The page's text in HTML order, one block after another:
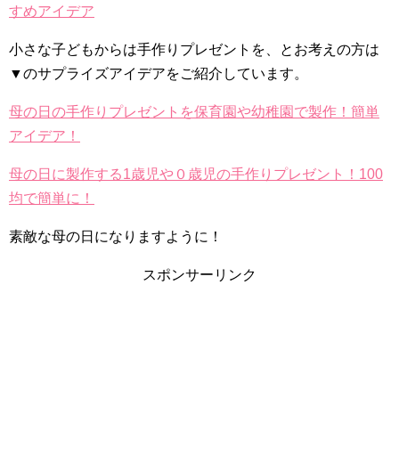
すめアイデア
小さな子どもからは手作りプレゼントを、とお考えの方は
▼のサプライズアイデアをご紹介しています。
母の日の手作りプレゼントを保育園や幼稚園で製作！簡単
アイデア！
母の日に製作する1歳児や０歳児の手作りプレゼント！100
均で簡単に！
素敵な母の日になりますように！
スポンサーリンク